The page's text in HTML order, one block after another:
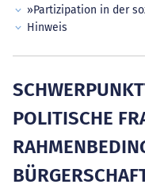
»Partizipation in der
Hinweis
POLITISCHE